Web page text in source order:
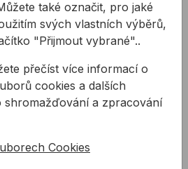
2023
SSG
PDF
kompatibilita s SG/WS
SG/WS tmelů a lepidel s
také označit, pro jaké
svých vlastních výběrů,
"Přijmout vybrané"..
přečíst více informací o
cookies a dalších
shromažďování a zpracování
Cookies